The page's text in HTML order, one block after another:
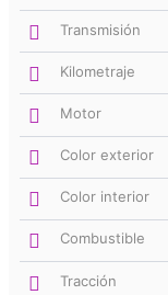
Transmisión
Kilometraje
Motor
Color exterior
Color interior
Combustible
Tracción